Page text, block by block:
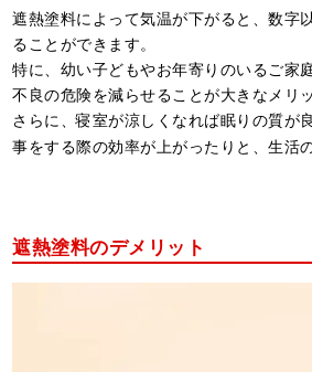
遮熱塗料によって気温が下がると、数字
ることができます。
特に、幼い子どもやお年寄りのいるご家
不良の危険を減らせることが大きなメリ
さらに、寝室が涼しくなれば眠りの質が
事をする際の効率が上がったりと、生活
遮熱塗料のデメリット